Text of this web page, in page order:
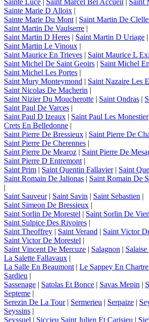
Sainte Marie D Alloix |
Sainte Marie Du Mont | Saint Martin De
Saint Martin De Vaulserre |
Saint Martin D Heres | Saint Martin D Uriage |
Saint Martin Le Vinoux |
Saint Maurice En Trieves | Saint Maurice L
Saint Michel De Saint Geoirs | Saint Michel
Saint Michel Les Portes |
Saint Mury Monteymond | Saint Nazaire Les
Saint Nicolas De Macherin |
Saint Nizier Du Moucherotte | Saint Ondras |
Saint Paul De Varces |
Saint Paul D Izeaux | Saint Paul Les Monestier
Crets En Belledonne |
Saint Pierre De Bressieux | Saint Pierre De
Saint Pierre De Cherennes |
Saint Pierre De Mearoz | Saint Pierre De
Saint Pierre D Entremont |
Saint Prim | Saint Quentin Fallavier | Saint
Saint Romain De Jalionas | Saint Romain De
|
Saint Sauveur | Saint Savin | Saint Sebastien |
Saint Simeon De Bressieux |
Saint Sorlin De Morestel | Saint Sorlin De
Saint Sulpice Des Rivoires |
Saint Theoffrey | Saint Verand | Saint Victor
Saint Victor De Morestel |
Saint Vincent De Mercuze | Salagnon |
La Salette Fallavaux |
La Salle En Beaumont | Le Sappey En
Sardieu |
Sassenage | Satolas Et Bonce | Savas Mepin |
Septeme |
Serezin De La Tour | Sermerieu | Serpaize |
Seyssins |
Seyssuel | Siccieu Saint Julien Et Carisieu |